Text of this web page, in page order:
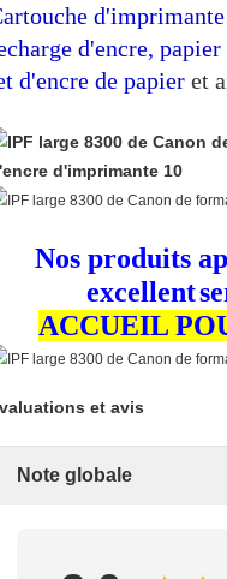
d'encre,
d'encre de papier et
Nos produits
excellent
ACCUEIL
et avis
Note globale